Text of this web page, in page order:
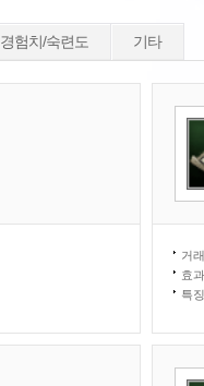
경험치/숙련도 기타
거
효
특